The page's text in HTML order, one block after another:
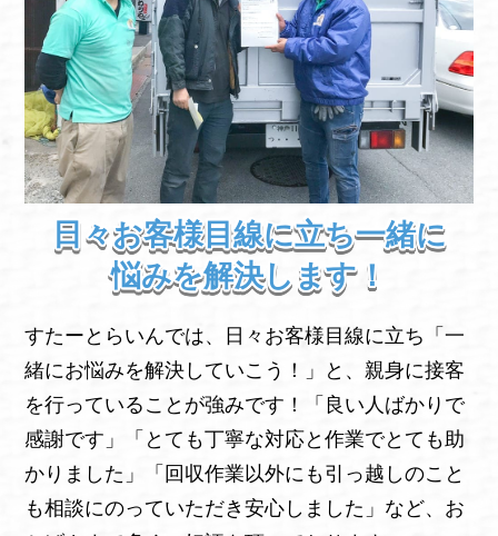
日々お客様目線に立ち一緒に
悩みを解決します！
すたーとらいんでは、日々お客様目線に立ち「一
緒にお悩みを解決していこう！」と、親身に接客
を行っていることが強みです！「良い人ばかりで
感謝です」「とても丁寧な対応と作業でとても助
かりました」「回収作業以外にも引っ越しのこと
も相談にのっていただき安心しました」など、お